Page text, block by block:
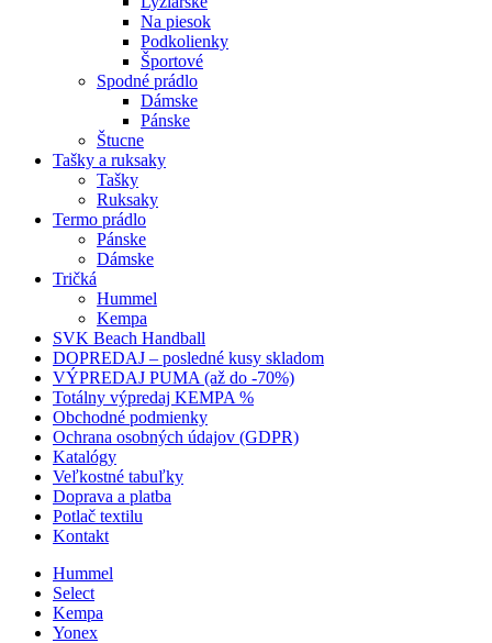
Na piesok
Podkolienky
Športové
Spodné prádlo
Dámske
Pánske
Štucne
Tašky a ruksaky
Tašky
Ruksaky
Termo prádlo
Pánske
Dámske
Tričká
Hummel
Kempa
SVK Beach Handball
DOPREDAJ – posledné kusy skladom
VÝPREDAJ PUMA (až do -70%)
Totálny výpredaj KEMPA %
Obchodné podmienky
Ochrana osobných údajov (GDPR)
Katalógy
Veľkostné tabuľky
Doprava a platba
Potlač textilu
Kontakt
Hummel
Select
Kempa
Yonex